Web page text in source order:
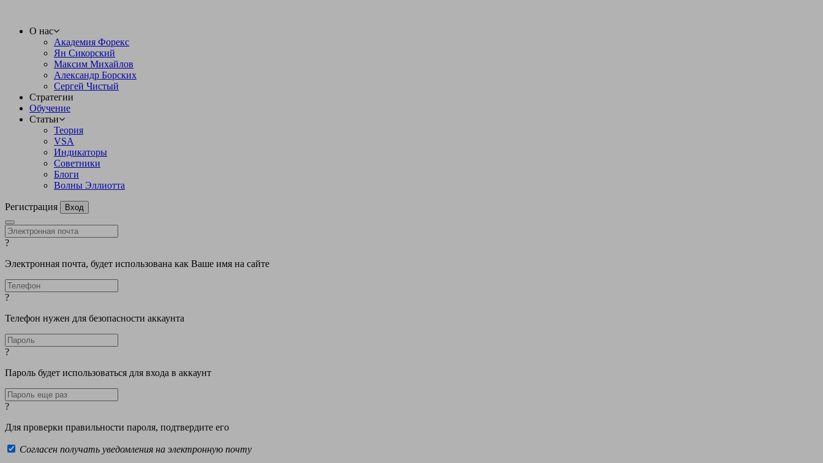
О нас
Академия Форекс
Ян Сикорский
Максим Михайлов
Александр Борских
Сергей Чистый
Стратегии
Обучение
Статьи
Теория
VSA
Индикаторы
Советники
Блоги
Волны Эллиотта
Регистрация Вход
?
Электронная почта, будет использована как Ваше имя на сайте
?
Телефон нужен для безопасности аккаунта
?
Пароль будет использоваться для входа в аккаунт
?
Для проверки правильности пароля, подтвердите его
Согласен получать уведомления на электронную почту